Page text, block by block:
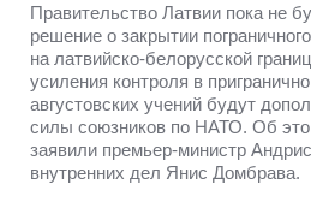
Правительство Латвии пока не
решение о закрытии
на латвийско-белорусской
усиления контроля в
августовских учений будут
силы союзников по НАТО. Об
заявили премьер-министр
внутренних дел Янис Домбрава.